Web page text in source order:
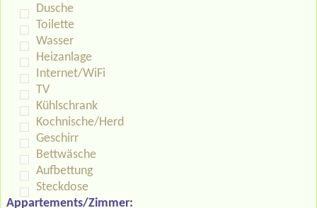
Dusche
Toilette
Wasser
Heizanlage
Internet/WiFi
TV
Kühlschrank
Kochnische/Herd
Geschirr
Bettwäsche
Aufbettung
Steckdose
Appartements/Zimmer: